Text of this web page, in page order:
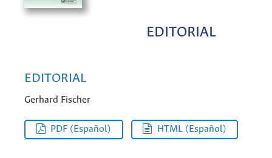
EDITORIAL
EDITORIAL
Gerhard Fischer
PDF (Español) HTML (Español)